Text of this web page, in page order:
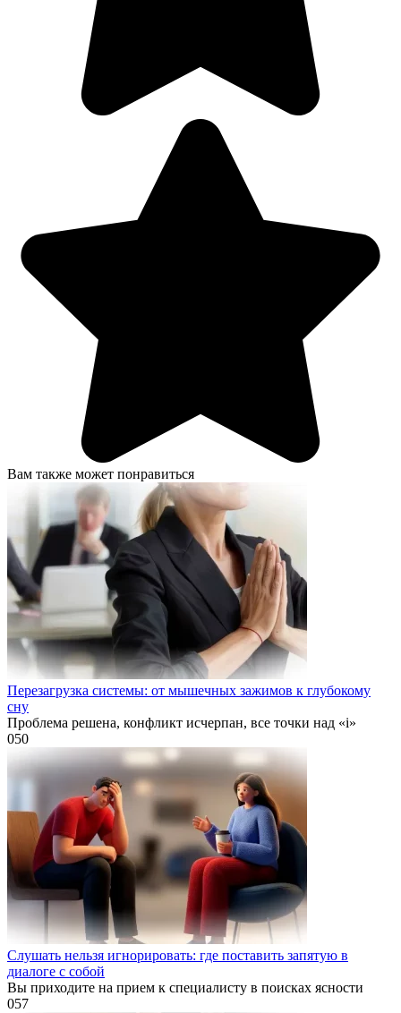
Вам также может понравиться
Перезагрузка системы: от мышечных зажимов к глубокому
сну
Проблема решена, конфликт исчерпан, все точки над «i»
050
Слушать нельзя игнорировать: где поставить запятую в
диалоге с собой
Вы приходите на прием к специалисту в поисках ясности
057